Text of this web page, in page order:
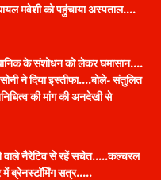
मवेशी को पहुंचाया अस्पताल….
के संशोधन को लेकर घमासान….
ने दिया इस्तीफा….बोले- संतुलित
की मांग की अनदेखी से
वाले नैरेटिव से रहें सचेत…..कल्चरल
में ब्रेनस्टॉर्मिंग सत्र…..